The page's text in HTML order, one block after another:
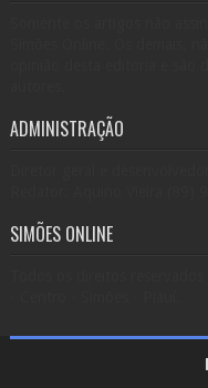
ADMINISTRAÇÃO
SIMÕES ONLINE